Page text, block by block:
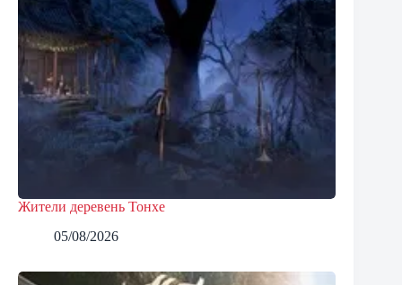
Жители деревень Тонхе
05/08/2026